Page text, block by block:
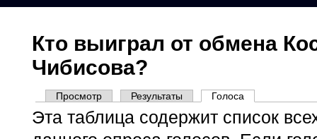
Кто выиграл от обмена
Чибисова?
Главные вкладки
Просмотр Результаты Голоса
Эта таблица содержит список